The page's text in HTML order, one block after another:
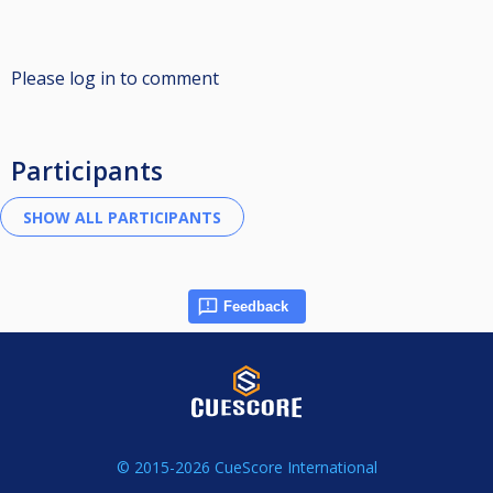
Please log in to comment
Participants
Feedback
© 2015-2026 CueScore International